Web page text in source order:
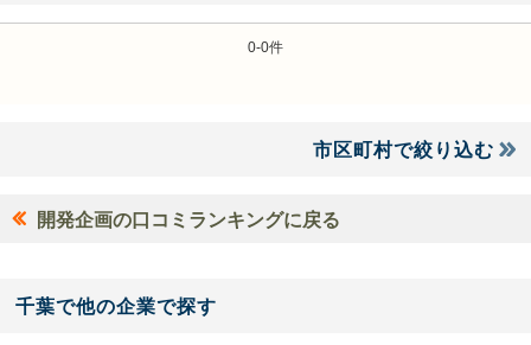
0-0件
市区町村で絞り込む
開発企画の口コミランキングに戻る
千葉で他の企業で探す